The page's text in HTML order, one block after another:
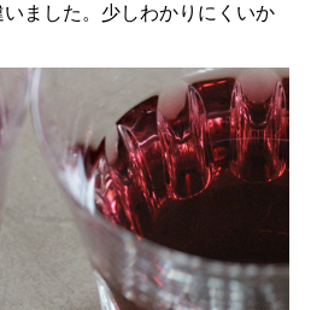
ました。少しわかりにくいか